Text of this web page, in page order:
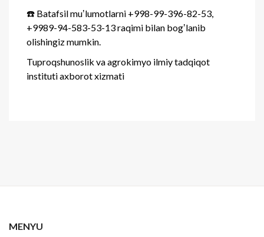
☎️ Batafsil muʼlumotlarni +998-99-396-82-53,
+9989-94-583-53-13 raqimi bilan bogʼlanib
olishingiz mumkin.
Tuproqshunoslik va agrokimyo ilmiy tadqiqot
instituti axborot xizmati
MENYU